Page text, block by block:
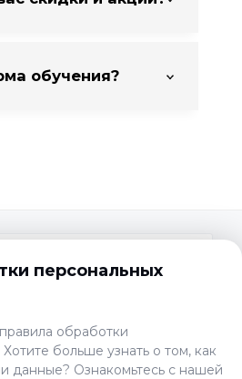
обучения?
персональных
обработки
больше узнать о том, как
данные? Ознакомьтесь с нашей